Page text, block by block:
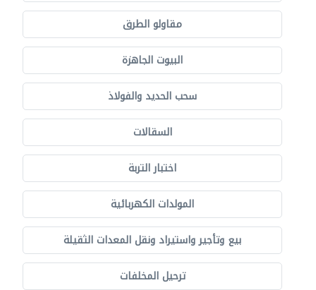
مقاولو الطرق
البيوت الجاهزة
سحب الحديد والفولاذ
السقالات
اختبار التربة
المولدات الكهربائية
بيع وتأجير واستيراد ونقل المعدات الثقيلة
ترحيل المخلفات